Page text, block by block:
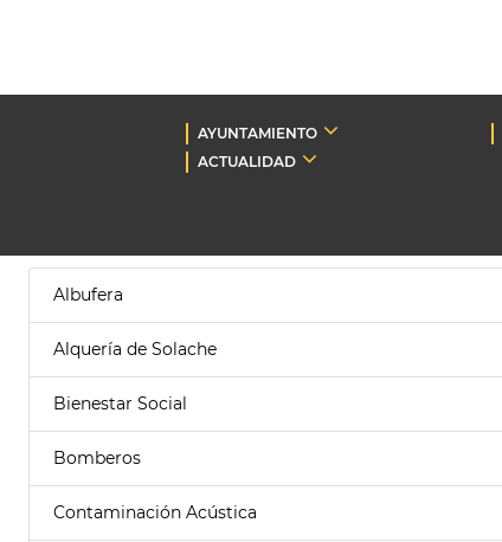
AYUNTAMIENTO
ACTUALIDAD
Albufera
Alquería de Solache
Bienestar Social
Bomberos
Contaminación Acústica